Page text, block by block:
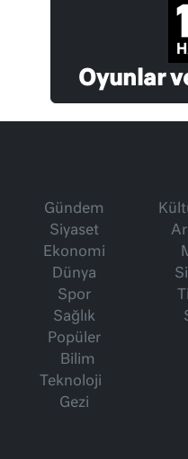
Oyunlar
Gündem
Siyaset
Ekonomi
Dünya
Spor
Sağlık
Popüler
Bilim
Teknoloji
Gezi